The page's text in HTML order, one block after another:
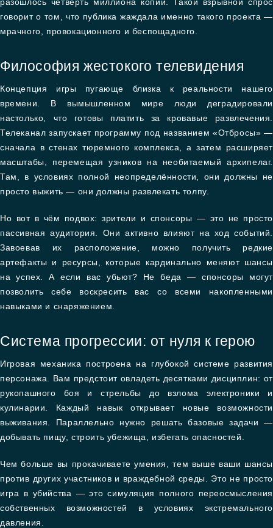
говорит о том, что публика жаждала именно такого проекта —
мрачного, провокационного и беспощадного.
Философия жестокого телевидения
Концепция игры пугающе близка к реальности нашего
времени. В вымышленном мире люди деградировали
настолько, что готовы платить за кровавые развлечения.
Телеканал запускает программу под названием «Отбросы» —
сначала в стенах тюремного комплекса, а затем расширяет
масштабы, перемещая узников на необитаемый архипелаг.
Там, в условиях полной неопределённости, они должны не
просто выжить — они должны развлекать толпу.
Но вот в чём подвох: зрители и спонсоры — это не просто
пассивная аудитория. Они активно влияют на ход событий.
Завоевав их расположение, можно получить редкие
артефакты и ресурсы, которые кардинально меняют шансы
на успех. А если вас убьют? Не беда — спонсоры могут
позволить себе воскресить вас со всеми накопленными
навыками и снаряжением.
Система прогрессии: от нуля к герою
Игровая механика построена на глубокой системе развития
персонажа. Вам предстоит овладеть десятками дисциплин: от
рукопашного боя и стрельбы до взлома электроники и
кулинарии. Каждый навык открывает новые возможности
выживания. Параллельно нужно решать базовые задачи —
добывать пищу, строить убежища, избегать опасностей.
Чем больше вы прокачиваете умения, тем выше ваши шансы
против других участников и враждебной среды. Это не просто
игра в убийства — это симуляция полного переосмысления
собственных возможностей в условиях экстремального
давления.